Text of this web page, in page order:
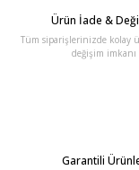
Ürün İade &
Tüm siparişlerinizde kolay
değişim imkanı
Garantili